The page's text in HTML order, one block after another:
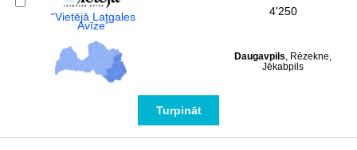
“Vietējā Latgales
Avīze”
4'250
Daugavpils, Rēzekne,
Jēkabpils
Turpināt